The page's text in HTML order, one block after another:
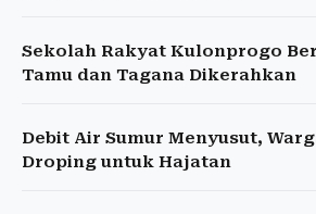
Sekolah Rakyat Kulonprogo
Tamu dan Tagana Dikerahkan
Debit Air Sumur Menyusut,
Droping untuk Hajatan